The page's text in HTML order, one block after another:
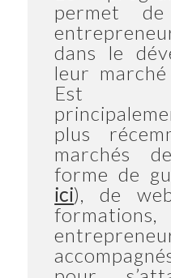
permet
dans le
leur
Est
plus
marchés
forme de
ici), de